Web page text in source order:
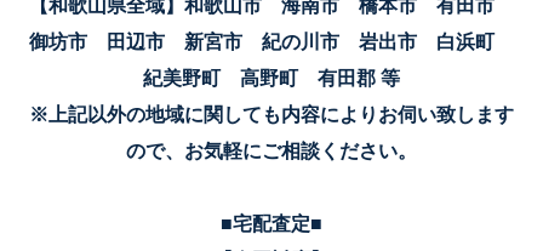
【和歌山県全域】和歌山市 海南市 橋本市 有田市
御坊市 田辺市 新宮市 紀の川市 岩出市 白浜町
紀美野町 高野町 有田郡 等
※上記以外の地域に関しても内容によりお伺い致します
ので、お気軽にご相談ください。
■宅配査定■